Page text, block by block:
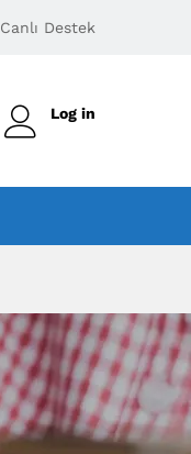
Canlı Destek
Log in